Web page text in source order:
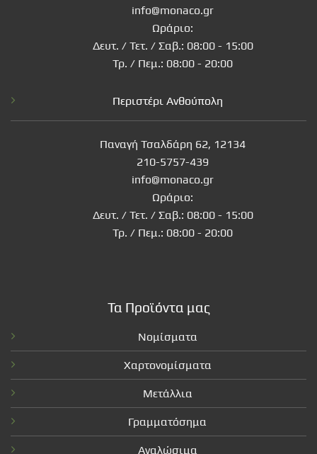
info@monaco.gr
Ωράριο:
Δευτ. / Τετ. / Σαβ.: 08:00 - 15:00
Τρ. / Πεμ.: 08:00 - 20:00
Περιστέρι Ανθούπολη
Παναγή Τσαλδάρη 62, 12134
210-5757-439
info@monaco.gr
Ωράριο:
Δευτ. / Τετ. / Σαβ.: 08:00 - 15:00
Τρ. / Πεμ.: 08:00 - 20:00
Τα Προϊόντα μας
Νομίσματα
Χαρτονομίσματα
Μετάλλια
Γραμματόσημα
Αναλώσιμα